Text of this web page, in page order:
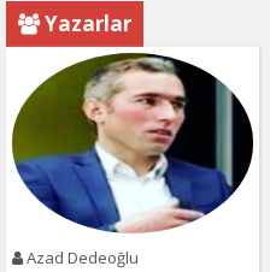
Yazarlar
Azad Dedeoğlu